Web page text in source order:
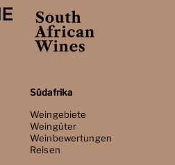
Südafrika
Weingebiete
Weingüter
Weinbewertungen
Reisen